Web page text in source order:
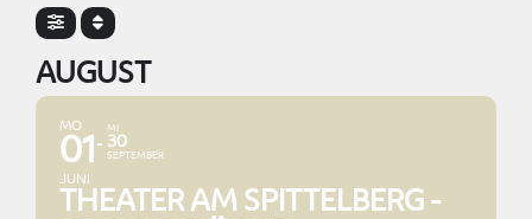
AUGUST
MO
01
JUNI
MI
30
SEPTEMBER
THEATER AM SPITTELBERG -